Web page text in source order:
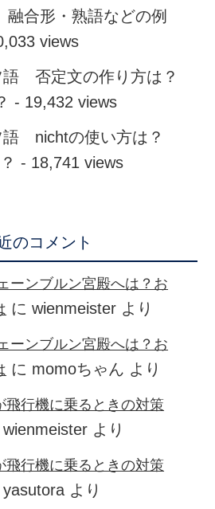
融合形・熟語などの例
views
語 否定文の作り方は？
- 19,432 views
語 nichtの使い方は？
- 18,741 views
のコメント
ーンブルン宮殿へは？お
にwienmeister より
ーンブルン宮殿へは？お
に momoちゃん より
飛行機に乗るときの対策
wienmeister より
飛行機に乗るときの対策
yasutora より